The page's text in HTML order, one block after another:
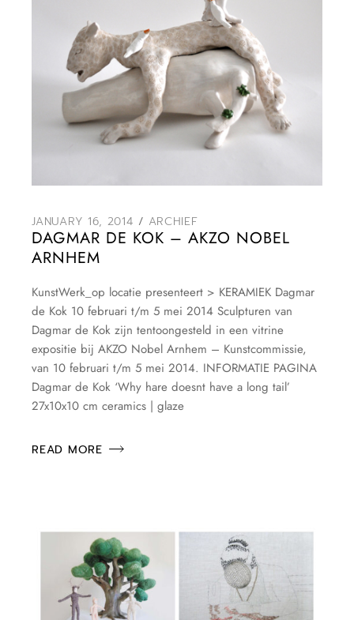
JANUARY 16, 2014 ARCHIEF
DAGMAR DE KOK – AKZO NOBEL
ARNHEM
KunstWerk_op locatie presenteert > KERAMIEK Dagmar
de Kok 10 februari t/m 5 mei 2014 Sculpturen van
Dagmar de Kok zijn tentoongesteld in een vitrine
expositie bij AKZO Nobel Arnhem – Kunstcommissie,
van 10 februari t/m 5 mei 2014. INFORMATIE PAGINA
Dagmar de Kok ‘Why hare doesnt have a long tail’
27x10x10 cm ceramics | glaze
READ MORE